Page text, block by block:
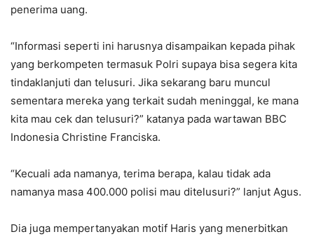
penerima uang.
“Informasi seperti ini harusnya disampaikan kepada pihak
yang berkompeten termasuk Polri supaya bisa segera kita
tindaklanjuti dan telusuri. Jika sekarang baru muncul
sementara mereka yang terkait sudah meninggal, ke mana
kita mau cek dan telusuri?” katanya pada wartawan BBC
Indonesia Christine Franciska.
“Kecuali ada namanya, terima berapa, kalau tidak ada
namanya masa 400.000 polisi mau ditelusuri?” lanjut Agus.
Dia juga mempertanyakan motif Haris yang menerbitkan